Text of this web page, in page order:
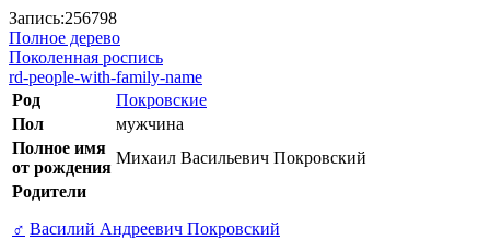
Запись:256798
Полное дерево
Поколенная роспись
rd-people-with-family-name
Род
Покровские
Пол
мужчина
Полное имя
от рождения
Михаил Васильевич Покровский
Родители
♂ Василий Андреевич Покровский